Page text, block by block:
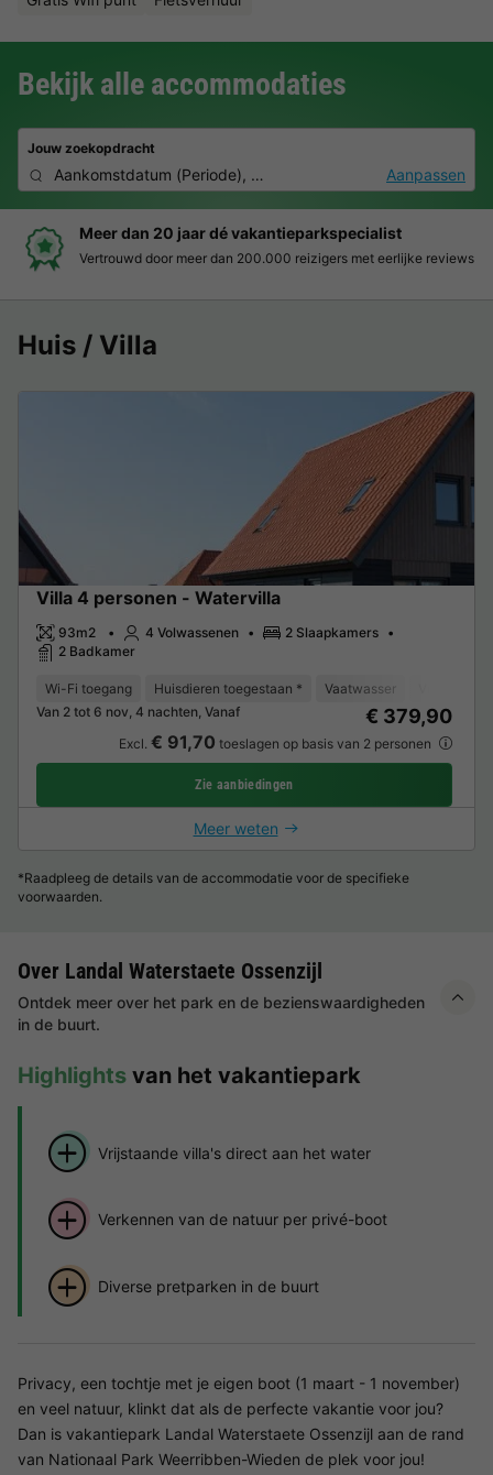
Bekijk alle accommodaties
Jouw zoekopdracht
Aankomstdatum (Periode), 2 personen, 0 huisdierAanpassen
Meer dan 20 jaar dé vakantieparkspecialist
Vertrouwd door meer dan 200.000 reizigers met eerlijke reviews
Huis / Villa
Villa 4 personen - Watervilla
93m2 4 Volwassenen
2 Slaapkamers
2 Badkamer
Wi-Fi toegang Huisdieren toegestaan * Vaatwasser
Van 2 tot 6 nov, 4 nachten, Vanaf
€ 379,90
Excl. € 91,70 toeslagen op basis van 2 personen
Zie aanbiedingen
Meer weten
*Raadpleeg de details van de accommodatie voor de specifieke
voorwaarden.
Over Landal Waterstaete Ossenzijl
Ontdek meer over het park en de bezienswaardigheden
in de buurt.
Highlights van het vakantiepark
Vrijstaande villa's direct aan het water
Verkennen van de natuur per privé-boot
Diverse pretparken in de buurt
Privacy, een tochtje met je eigen boot (1 maart - 1 november)
en veel natuur, klinkt dat als de perfecte vakantie voor jou?
Dan is vakantiepark Landal Waterstaete Ossenzijl aan de rand
van Nationaal Park Weerribben-Wieden de plek voor jou!